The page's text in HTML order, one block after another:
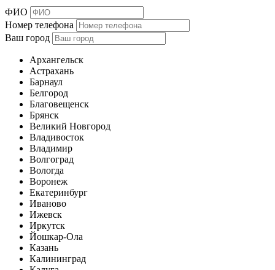
ФИО
Номер телефона
Ваш город
Архангельск
Астрахань
Барнаул
Белгород
Благовещенск
Брянск
Великий Новгород
Владивосток
Владимир
Волгоград
Вологда
Воронеж
Екатеринбург
Иваново
Ижевск
Иркутск
Йошкар-Ола
Казань
Калининград